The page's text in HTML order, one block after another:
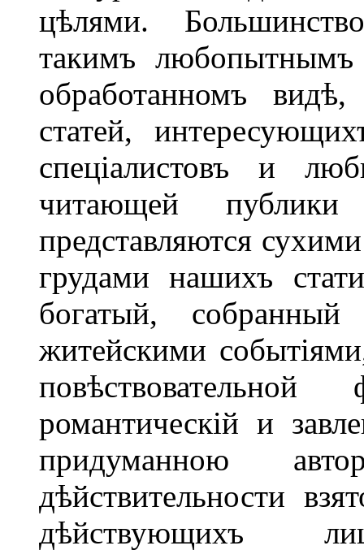
цѣлями.
такимъ
обработанномъ
статей,
спеціалистовъ и
читающей публики
представляются
грудами нашихъ
богатый,
житейскими
романтическій и
придуманною
дѣйствительности
дѣйствующихъ